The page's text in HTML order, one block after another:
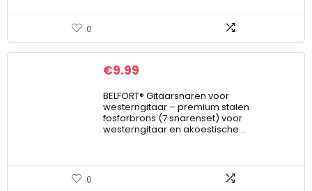
0
€9.99
BELFORT® Gitaarsnaren voor
westerngitaar – premium stalen
fosforbrons (7 snarenset) voor
westerngitaar en akoestische…
0